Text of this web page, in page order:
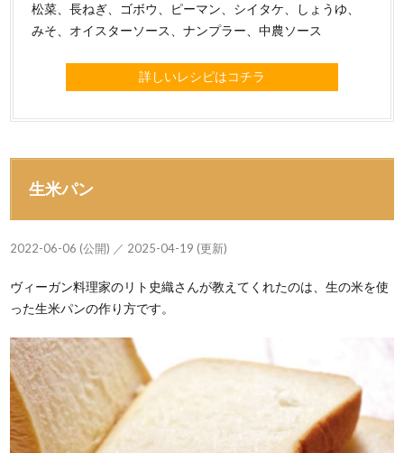
松菜、長ねぎ、ゴボウ、ピーマン、シイタケ、しょうゆ、
みそ、オイスターソース、ナンプラー、中農ソース
詳しいレシピはコチラ
生米パン
2022-06-06 (公開) ／ 2025-04-19 (更新)
ヴィーガン料理家のリト史織さんが教えてくれたのは、生の米を使
った生米パンの作り方です。